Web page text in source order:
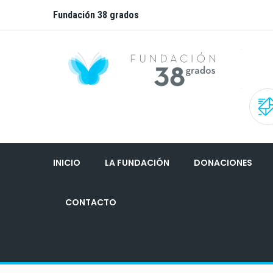
Fundación 38 grados
INICIO LA FUNDACIÓN DONACIONES
CONTACTO